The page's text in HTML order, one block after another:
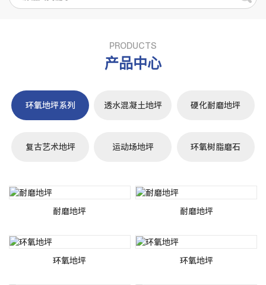
PRODUCTS
产品中心
环氧地坪系列 透水混凝土地坪 硬化耐磨地坪
复古艺术地坪 运动场地坪 环氧树脂磨石
耐磨地坪 耐磨地坪
环氧地坪 环氧地坪